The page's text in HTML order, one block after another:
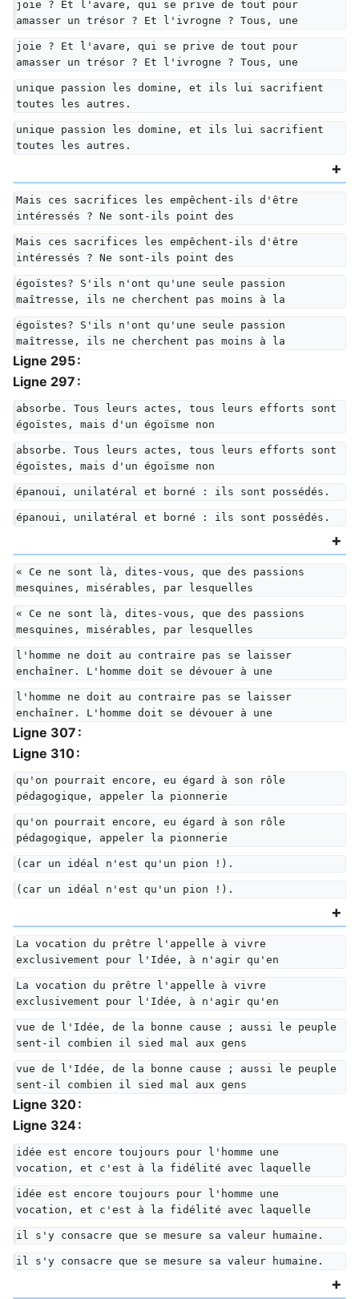
joie ? Et l'avare, qui se prive de tout pour
amasser un trésor ? Et l'ivrogne ? Tous, une
joie ? Et l'avare, qui se prive de tout pour
amasser un trésor ? Et l'ivrogne ? Tous, une
unique passion les domine, et ils lui sacrifient
toutes les autres.
unique passion les domine, et ils lui sacrifient
toutes les autres.
Mais ces sacrifices les empêchent-ils d'être
intéressés ? Ne sont-ils point des
Mais ces sacrifices les empêchent-ils d'être
intéressés ? Ne sont-ils point des
égoïstes? S'ils n'ont qu'une seule passion
maîtresse, ils ne cherchent pas moins à la
égoïstes? S'ils n'ont qu'une seule passion
maîtresse, ils ne cherchent pas moins à la
Ligne 295 :
Ligne 297 :
absorbe. Tous leurs actes, tous leurs efforts sont
égoïstes, mais d'un égoïsme non
absorbe. Tous leurs actes, tous leurs efforts sont
égoïstes, mais d'un égoïsme non
épanoui, unilatéral et borné : ils sont possédés.
épanoui, unilatéral et borné : ils sont possédés.
« Ce ne sont là, dites-vous, que des passions
mesquines, misérables, par lesquelles
« Ce ne sont là, dites-vous, que des passions
mesquines, misérables, par lesquelles
l'homme ne doit au contraire pas se laisser
enchaîner. L'homme doit se dévouer à une
l'homme ne doit au contraire pas se laisser
enchaîner. L'homme doit se dévouer à une
Ligne 307 :
Ligne 310 :
qu'on pourrait encore, eu égard à son rôle
pédagogique, appeler la pionnerie
qu'on pourrait encore, eu égard à son rôle
pédagogique, appeler la pionnerie
(car un idéal n'est qu'un pion !).
(car un idéal n'est qu'un pion !).
La vocation du prêtre l'appelle à vivre
exclusivement pour l'Idée, à n'agir qu'en
La vocation du prêtre l'appelle à vivre
exclusivement pour l'Idée, à n'agir qu'en
vue de l'Idée, de la bonne cause ; aussi le peuple
sent-il combien il sied mal aux gens
vue de l'Idée, de la bonne cause ; aussi le peuple
sent-il combien il sied mal aux gens
Ligne 320 :
Ligne 324 :
idée est encore toujours pour l'homme une
vocation, et c'est à la fidélité avec laquelle
idée est encore toujours pour l'homme une
vocation, et c'est à la fidélité avec laquelle
il s'y consacre que se mesure sa valeur humaine.
il s'y consacre que se mesure sa valeur humaine.